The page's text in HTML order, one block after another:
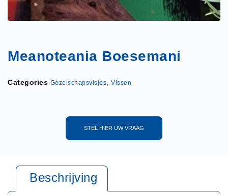
Meanoteania Boesemani
Categories Gezelschapsvisjes, Vissen
STEL HIER UW VRAAG